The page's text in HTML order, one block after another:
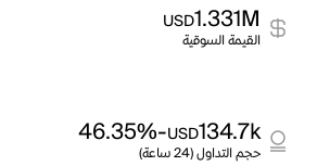
1.331M
USD
القيمة السوقية
134.7k
USD
-46.35%
حجم التداول (24 ساعة)